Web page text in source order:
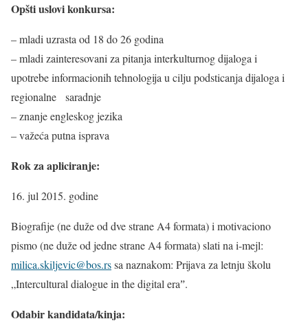
Opšti uslovi konkursa:
– mladi uzrasta od 18 do 26 godina
– mladi zainteresovani za pitanja interkulturnog dijaloga i
upotrebe informacionih tehnologija u cilju podsticanja dijaloga i
regionalne saradnje
– znanje engleskog jezika
– važeća putna isprava
Rok za apliciranje:
16. jul 2015. godine
Biografije (ne duže od dve strane A4 formata) i motivaciono
pismo (ne duže od jedne strane A4 formata) slati na i-mejl:
milica.skiljevic@bos.rssa naznakom: Prijava za letnju školu
„Intercultural dialogue in the digital eraˮ.
Odabir kandidata/kinja: